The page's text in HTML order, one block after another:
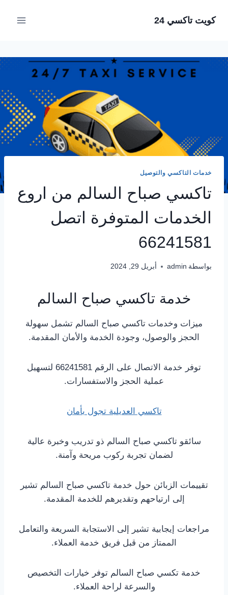
كويت تاكسي 24
خدمات التاكسي والتوصيل
تاكسي صباح السالم من اروع
الخدمات المتوفرة اتصل
66241581
بواسطة admin أبريل 29, 2024
خدمة تاكسي صباح السالم
ميزات وخدمات تاكسي صباح السالم تشمل سهولة
الحجز والوصول، وجودة الخدمة والأمان المقدمة.
توفر خدمة الاتصال على الرقم 66241581 لتسهيل
عملية الحجز والاستفسارات.
تاكسي العديلية تجول بأمان
سائقو تاكسي صباح السالم ذو تدريب وخبرة عالية
لضمان تجربة ركوب مريحة وآمنة.
تقييمات الزبائن حول خدمة تاكسي صباح السالم تشير
إلى ارتياحهم وتقديرهم للخدمة المقدمة.
مراجعات إيجابية تشير إلى الاستجابة السريعة والتعامل
الممتاز من قبل فريق خدمة العملاء.
خدمة تكسي صباح السالم توفر خيارات التخصيص
والسرعة لراحة العملاء.